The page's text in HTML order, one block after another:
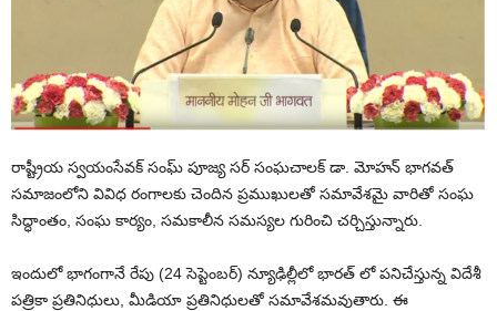
రాష్ట్రీయ స్వయంసేవక్ సంఘ్ పూజ్య సర్ సంఘచాలక్ డా. మోహన్ భాగవత్
సమాజంలోని వివిధ రంగాలకు చెందిన ప్రముఖులతో సమావేశమై వారితో సంఘ
సిద్ధాంతం, సంఘ కార్యం, సమకాలీన సమస్యల గురించి చర్చిస్తున్నారు.
ఇందులో భాగంగానే రేపు (24 సెప్టెంబర్) న్యూఢిల్లీలో భారత్ లో పనిచేస్తున్న విదేశీ
పత్రికా ప్రతినిధులు, మీడియా ప్రతినిధులతో సమావేశమవుతారు. ఈ